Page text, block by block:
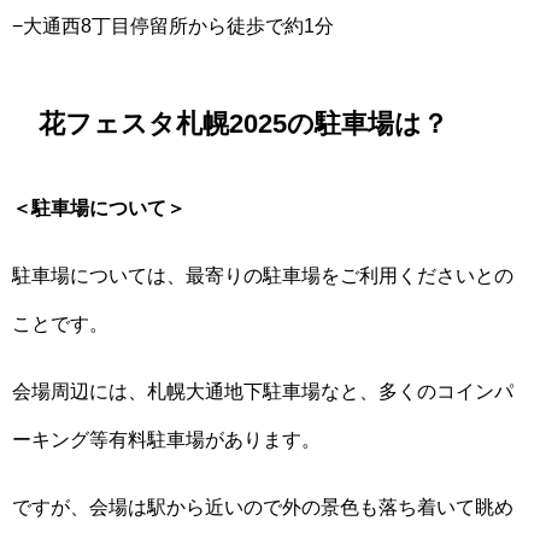
−大通西8丁目停留所から徒歩で約1分
花フェスタ札幌2025の駐車場は？
＜駐車場について＞
駐車場については、最寄りの駐車場をご利用くださいとの
ことです。
会場周辺には、札幌大通地下駐車場なと、多くのコインパ
ーキング等有料駐車場があります。
ですが、会場は駅から近いので外の景色も落ち着いて眺め